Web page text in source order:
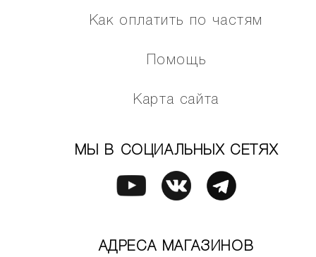
Как оплатить по частям
Помощь
Карта сайта
МЫ В СОЦИАЛЬНЫХ СЕТЯХ
АДРЕСА МАГАЗИНОВ